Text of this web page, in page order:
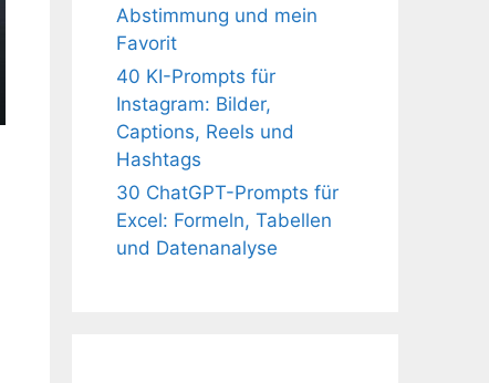
Abstimmung und mein
Favorit
40 KI-Prompts für
Instagram: Bilder,
Captions, Reels und
Hashtags
30 ChatGPT-Prompts für
Excel: Formeln, Tabellen
und Datenanalyse